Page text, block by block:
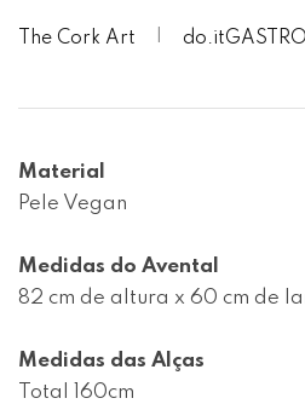
The Cork Art do.itGASTRO
Material
Pele Vegan
Medidas do Avental
82 cm de altura x 60 cm de
Medidas das Alças
Total 160cm